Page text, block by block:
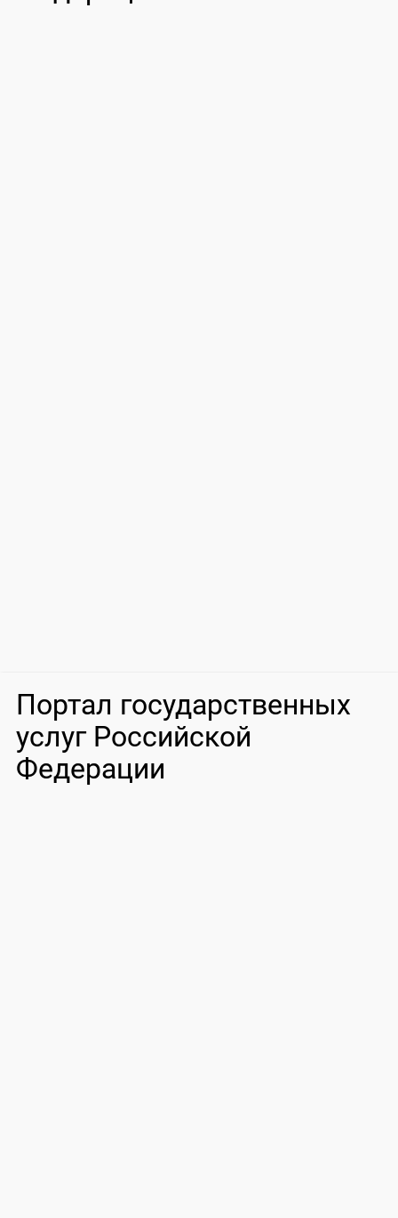
Портал государственных
услуг Российской
Федерации